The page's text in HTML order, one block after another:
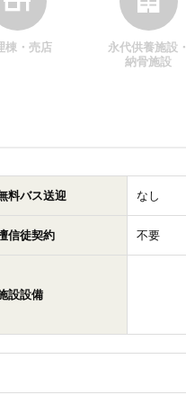
棟・売店
永代供養施設・
納骨施設
料バス送迎 なし
信徒契約 不要
設設備